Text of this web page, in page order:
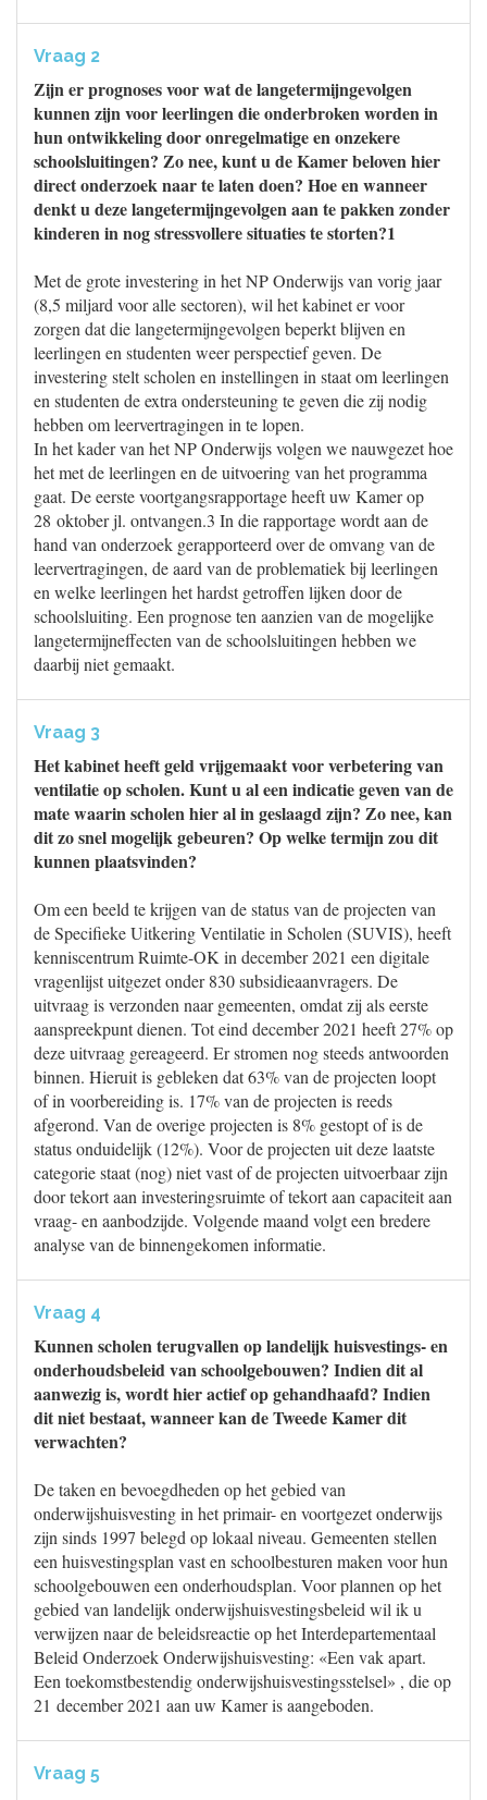
Vraag 2
Zijn er prognoses voor wat de langetermijngevolgen
kunnen zijn voor leerlingen die onderbroken worden in
hun ontwikkeling door onregelmatige en onzekere
schoolsluitingen? Zo nee, kunt u de Kamer beloven hier
direct onderzoek naar te laten doen? Hoe en wanneer
denkt u deze langetermijngevolgen aan te pakken zonder
kinderen in nog stressvollere situaties te storten?1
Met de grote investering in het NP Onderwijs van vorig jaar
(8,5 miljard voor alle sectoren), wil het kabinet er voor
zorgen dat die langetermijngevolgen beperkt blijven en
leerlingen en studenten weer perspectief geven. De
investering stelt scholen en instellingen in staat om leerlingen
en studenten de extra ondersteuning te geven die zij nodig
hebben om leervertragingen in te lopen.
In het kader van het NP Onderwijs volgen we nauwgezet hoe
het met de leerlingen en de uitvoering van het programma
gaat. De eerste voortgangsrapportage heeft uw Kamer op
28 oktober jl. ontvangen.3 In die rapportage wordt aan de
hand van onderzoek gerapporteerd over de omvang van de
leervertragingen, de aard van de problematiek bij leerlingen
en welke leerlingen het hardst getroffen lijken door de
schoolsluiting. Een prognose ten aanzien van de mogelijke
langetermijneffecten van de schoolsluitingen hebben we
daarbij niet gemaakt.
Vraag 3
Het kabinet heeft geld vrijgemaakt voor verbetering van
ventilatie op scholen. Kunt u al een indicatie geven van de
mate waarin scholen hier al in geslaagd zijn? Zo nee, kan
dit zo snel mogelijk gebeuren? Op welke termijn zou dit
kunnen plaatsvinden?
Om een beeld te krijgen van de status van de projecten van
de Specifieke Uitkering Ventilatie in Scholen (SUVIS), heeft
kenniscentrum Ruimte-OK in december 2021 een digitale
vragenlijst uitgezet onder 830 subsidieaanvragers. De
uitvraag is verzonden naar gemeenten, omdat zij als eerste
aanspreekpunt dienen. Tot eind december 2021 heeft 27% op
deze uitvraag gereageerd. Er stromen nog steeds antwoorden
binnen. Hieruit is gebleken dat 63% van de projecten loopt
of in voorbereiding is. 17% van de projecten is reeds
afgerond. Van de overige projecten is 8% gestopt of is de
status onduidelijk (12%). Voor de projecten uit deze laatste
categorie staat (nog) niet vast of de projecten uitvoerbaar zijn
door tekort aan investeringsruimte of tekort aan capaciteit aan
vraag- en aanbodzijde. Volgende maand volgt een bredere
analyse van de binnengekomen informatie.
Vraag 4
Kunnen scholen terugvallen op landelijk huisvestings- en
onderhoudsbeleid van schoolgebouwen? Indien dit al
aanwezig is, wordt hier actief op gehandhaafd? Indien
dit niet bestaat, wanneer kan de Tweede Kamer dit
verwachten?
De taken en bevoegdheden op het gebied van
onderwijshuisvesting in het primair- en voortgezet onderwijs
zijn sinds 1997 belegd op lokaal niveau. Gemeenten stellen
een huisvestingsplan vast en schoolbesturen maken voor hun
schoolgebouwen een onderhoudsplan. Voor plannen op het
gebied van landelijk onderwijshuisvestingsbeleid wil ik u
verwijzen naar de beleidsreactie op het Interdepartementaal
Beleid Onderzoek Onderwijshuisvesting: «Een vak apart.
Een toekomstbestendig onderwijshuisvestingsstelsel» , die op
21 december 2021 aan uw Kamer is aangeboden.
Vraag 5